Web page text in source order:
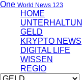
One World News 123
HOME
GELD
KRYPTO NEWS
DIGITAL LIFE
WISSEN
REGIO